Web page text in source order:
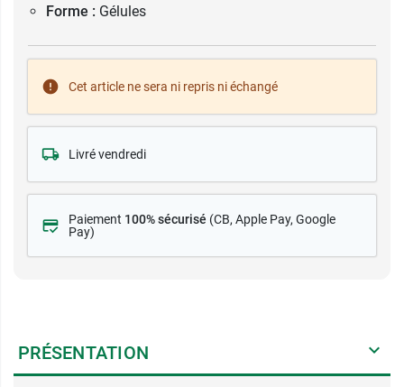
Forme : Gélules
Cet article ne sera ni repris ni échangé
Livré vendredi
Paiement 100% sécurisé (CB, Apple Pay, Google
Pay)
PRÉSENTATION